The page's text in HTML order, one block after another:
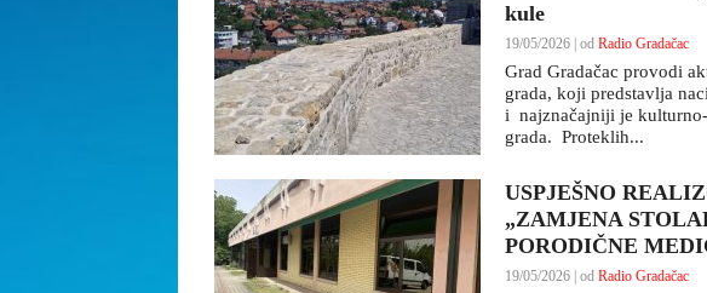
kule
19/05/2026 | od Radio Gradačac
Grad Gradačac provodi
grada, koji predstavlja
i najznačajniji je
grada. Proteklih...
USPJEŠNO
„ZAMJENA
PORODIČNE
19/05/2026 | od Radio Gradačac